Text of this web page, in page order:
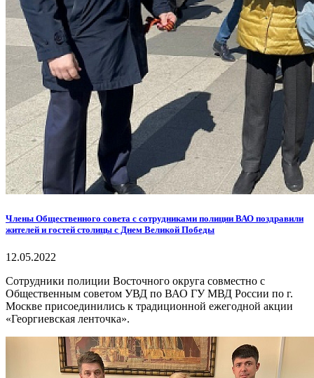
Члены Общественного совета с сотрудниками полиции ВАО поздравили
жителей и гостей столицы с Днем Великой Победы
12.05.2022
Сотрудники полиции Восточного округа совместно с
Общественным советом УВД по ВАО ГУ МВД России по г.
Москве присоединились к традиционной ежегодной акции
«Георгиевская ленточка».